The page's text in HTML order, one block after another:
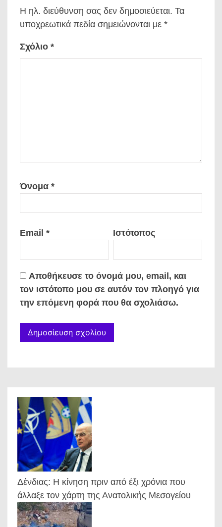
Η ηλ. διεύθυνση σας δεν δημοσιεύεται. Τα
υποχρεωτικά πεδία σημειώνονται με *
Σχόλιο *
Όνομα *
Email * Ιστότοπος
Αποθήκευσε το όνομά μου, email, και
τον ιστότοπο μου σε αυτόν τον πλοηγό για
την επόμενη φορά που θα σχολιάσω.
Δένδιας: Η κίνηση πριν από έξι χρόνια που
άλλαξε τον χάρτη της Ανατολικής Μεσογείου